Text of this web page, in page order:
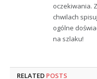
oczekiwania.
chwilach
ogólne
na szlaku!
RELATED POSTS